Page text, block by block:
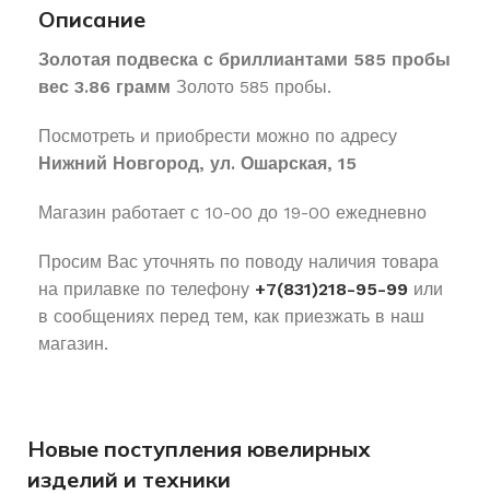
Описание
Золотая подвеска с бриллиантами 585 пробы
вес 3.86 грамм Золото 585 пробы.
Посмотреть и приобрести можно по адресу
Нижний Новгород, ул. Ошарская, 15
Магазин работает с 10-00 до 19-00 ежедневно
Просим Вас уточнять по поводу наличия товара
на прилавке по телефону +7(831)218-95-99 или
в сообщениях перед тем, как приезжать в наш
магазин.
Новые поступления ювелирных
изделий и техники